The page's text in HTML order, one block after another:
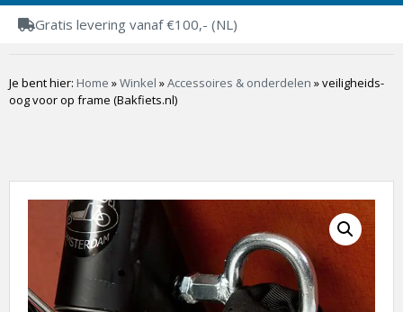
Gratis levering vanaf €100,- (NL)
Je bent hier: Home »Winkel »Accessoires & onderdelen »veiligheids-
oog voor op frame (Bakfiets.nl)